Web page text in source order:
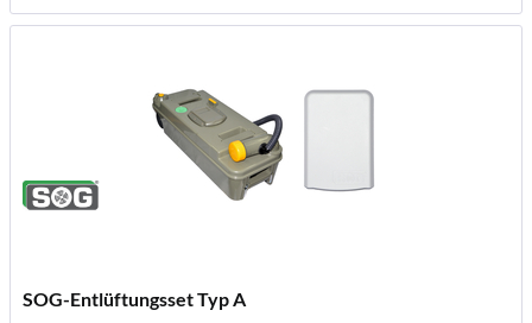
SOG-Entlüftungsset Typ A